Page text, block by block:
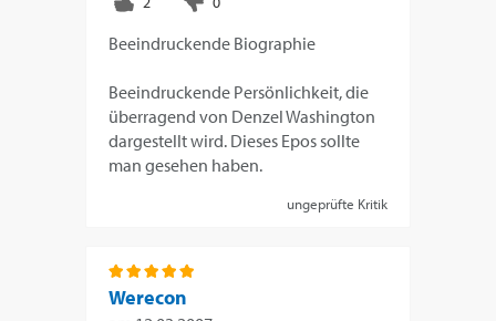
Beeindruckende Biographie
Beeindruckende Persönlichkeit, die
überragend von Denzel Washington
dargestellt wird. Dieses Epos sollte
man gesehen haben.
ungeprüfte Kritik
Werecon